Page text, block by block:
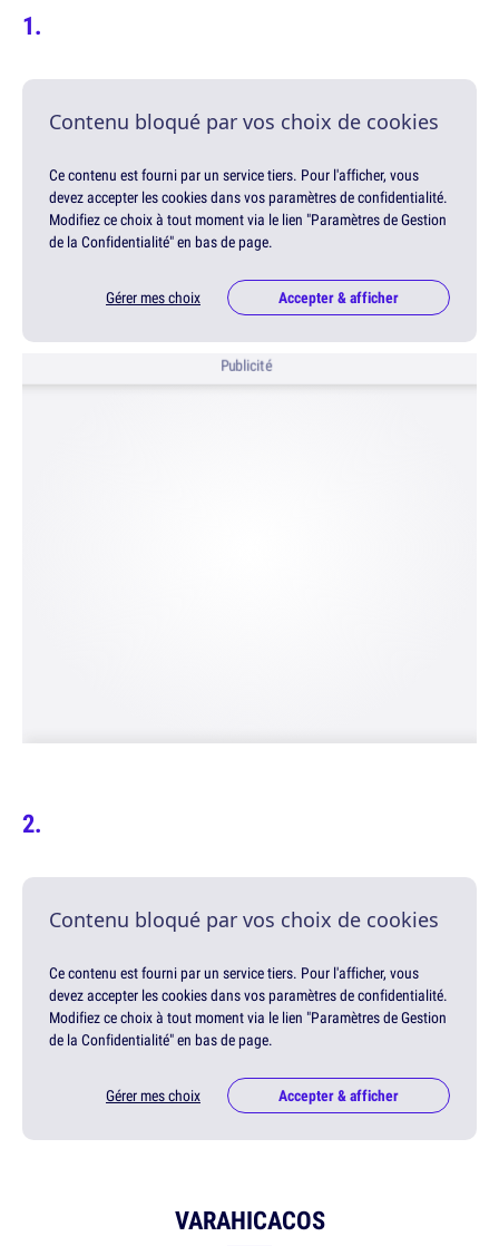
Contenu bloqué par vos choix de cookies
Ce contenu est fourni par un service tiers. Pour l'afficher, vous
devez accepter les cookies dans vos paramètres de confidentialité.
Modifiez ce choix à tout moment via le lien "Paramètres de Gestion
de la Confidentialité" en bas de page.
Gérer mes choix Accepter & afficher
Publicité
Contenu bloqué par vos choix de cookies
Ce contenu est fourni par un service tiers. Pour l'afficher, vous
devez accepter les cookies dans vos paramètres de confidentialité.
Modifiez ce choix à tout moment via le lien "Paramètres de Gestion
de la Confidentialité" en bas de page.
Gérer mes choix Accepter & afficher
VARAHICACOS